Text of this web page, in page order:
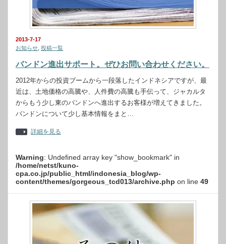
2013-7-17
お知らせ 投稿一覧
バンドン進出サポート。ぜひお問い合わせください。
2012年からの投資ブームから一段落したインドネシアですが、最
近は、土地価格の高騰や、人件費の高騰も手伝って、ジャカルタ
からもう少し東のバンドンへ進出するお客様が増えてきました。
バンドンについて少し基本情報をまと…
詳細を見る
Warning: Undefined array key "show_bookmark" in
/home/netst/kuno-
cpa.co.jp/public_html/indonesia_blog/wp-
content/themes/gorgeous_tcd013/archive.php on line 49